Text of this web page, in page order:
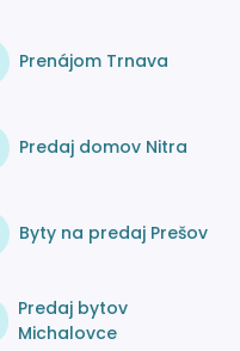
Prenájom Trnava
Predaj domov Nitra
Byty na predaj Prešov
Predaj bytov
Michalovce